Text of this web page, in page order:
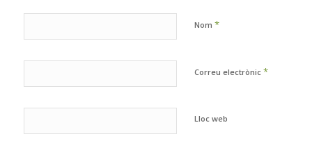
Nom *
Correu electrònic *
Lloc web